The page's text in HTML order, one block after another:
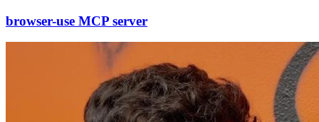
browser-use MCP server